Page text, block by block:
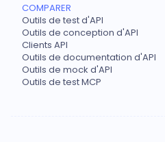
COMPARER
Outils de test d'API
Outils de conception d'API
Clients API
Outils de documentation d'API
Outils de mock d'API
Outils de test MCP